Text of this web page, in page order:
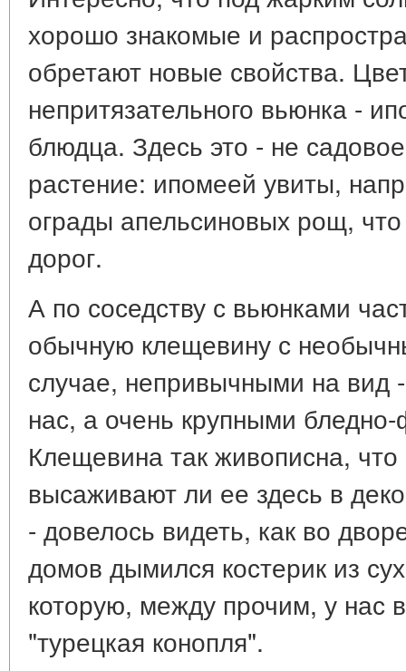
хорошо знакомые и
обретают новые свойства.
непритязательного вьюнка -
блюдца. Здесь это - не
растение: ипомеей увиты,
ограды апельсиновых рощ,
дорог.
А по соседству с вьюнками
обычную клещевину с
случае, непривычными на вид
нас, а очень крупными
Клещевина так живописна,
высаживают ли ее здесь в
- довелось видеть, как во
домов дымился костерик из
которую, между прочим, у нас
"турецкая конопля".